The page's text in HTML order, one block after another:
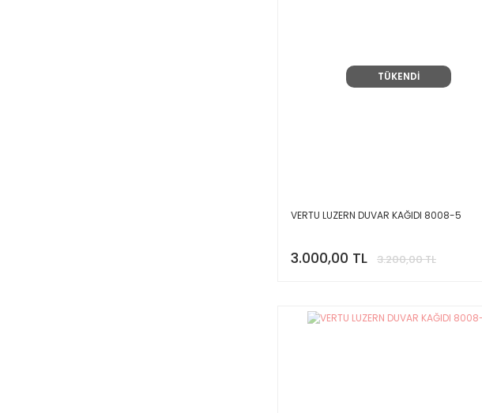
TÜKENDİ
VERTU LUZERN DUVAR KAĞIDI 8008-5
3.000,00 TL 3.200,00 TL